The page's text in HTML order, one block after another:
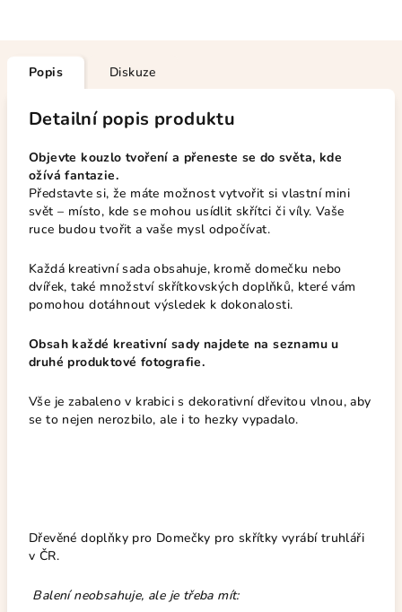
Popis Diskuze
Detailní popis produktu
Objevte kouzlo tvoření a přeneste se do světa, kde
ožívá fantazie.
Představte si, že máte možnost vytvořit si vlastní mini
svět – místo, kde se mohou usídlit skřítci či víly. Vaše
ruce budou tvořit a vaše mysl odpočívat.
Každá kreativní sada obsahuje, kromě domečku nebo
dvířek, také množství skřítkovských doplňků, které vám
pomohou dotáhnout výsledek k dokonalosti.
Obsah každé kreativní sady najdete na seznamu u
druhé produktové fotografie.
Vše je zabaleno v krabici s dekorativní dřevitou vlnou, aby
se to nejen nerozbilo, ale i to hezky vypadalo.
Dřevěné doplňky pro Domečky pro skřítky vyrábí truhláři
v ČR.
Balení neobsahuje, ale je třeba mít: